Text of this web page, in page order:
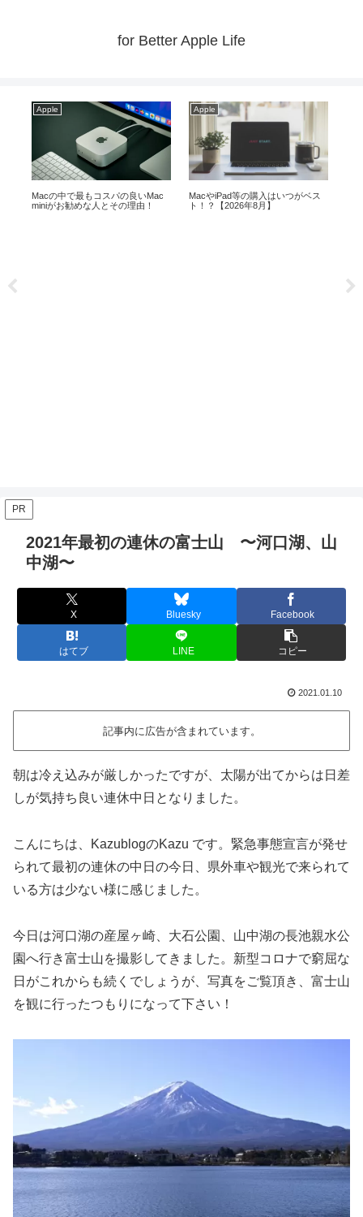
for Better Apple Life
Apple
Macの中で最もコスパの良いMac
miniがお勧めな人とその理由！
Apple
MacやiPad等の購入はいつがベス
ト！？【2026年8月】
PR
2021年最初の連休の富士山 〜河口湖、山
中湖〜
X Bluesky Facebook
はてブ LINE コピー
2021.01.10
記事内に広告が含まれています。
朝は冷え込みが厳しかったですが、太陽が出てからは日差
しが気持ち良い連休中日となりました。
こんにちは、KazublogのKazu です。緊急事態宣言が発せ
られて最初の連休の中日の今日、県外車や観光で来られて
いる方は少ない様に感じました。
今日は河口湖の産屋ヶ崎、大石公園、山中湖の長池親水公
園へ行き富士山を撮影してきました。新型コロナで窮屈な
日がこれからも続くでしょうが、写真をご覧頂き、富士山
を観に行ったつもりになって下さい！